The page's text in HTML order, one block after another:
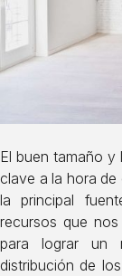
El buen tamaño
clave a la hora
la principal
recursos que nos
para lograr un
distribución de